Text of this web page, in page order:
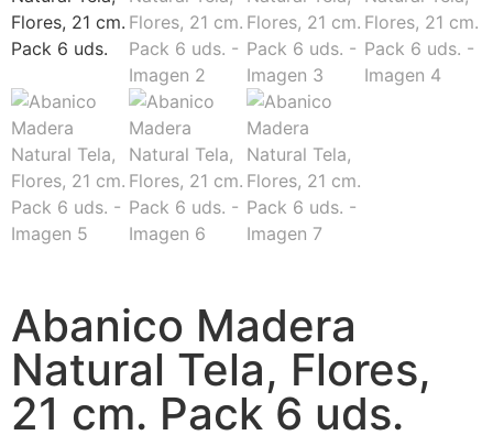
Abanico Madera
Natural Tela, Flores,
21 cm. Pack 6 uds.